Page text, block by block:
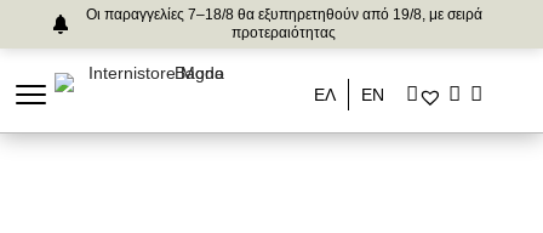
Οι παραγγελίες 7–18/8 θα εξυπηρετηθούν από 19/8, με σειρά
προτεραιότητας
ΕΛ ΕΝ